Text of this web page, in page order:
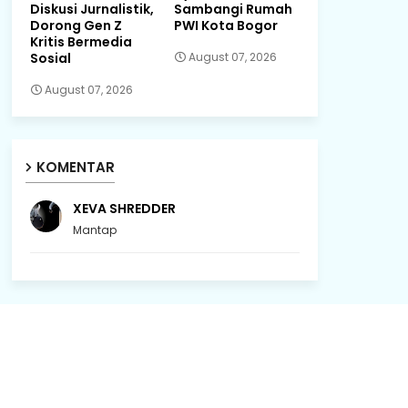
Diskusi Jurnalistik,
Dorong Gen Z
Kritis Bermedia
Sosial
August 07, 2026
Sambangi Rumah
PWI Kota Bogor
August 07, 2026
KOMENTAR
XEVA SHREDDER
Mantap